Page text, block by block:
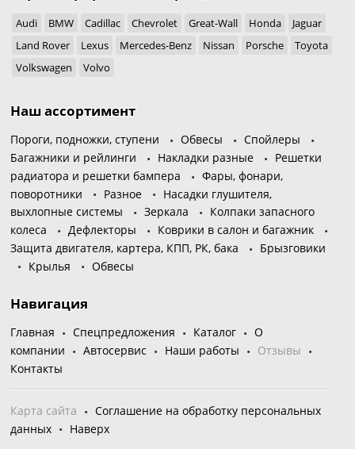
Audi BMW Cadillac Chevrolet Great-Wall Honda
Jaguar
Land Rover
Lexus Mercedes-Benz Nissan Porsche
Toyota
Volkswagen
Volvo
Наш ассортимент
Пороги, подножки, ступени Обвесы
Спойлеры
Багажники и рейлинги
Накладки разные
Решетки
радиатора и решетки бампера
Фары, фонари,
поворотники
Разное
Насадки глушителя,
выхлопные системы
Зеркала
Колпаки запасного
колеса
Дефлекторы
Коврики в салон и багажник
Защита двигателя, картера, КПП, РК, бака
Брызговики
Крылья
Обвесы
Навигация
Главная Спецпредложения Каталог
О
компании
Автосервис Наши работы
Отзывы
Контакты
Карта сайта
Соглашение на обработку персональных
данных
Наверх